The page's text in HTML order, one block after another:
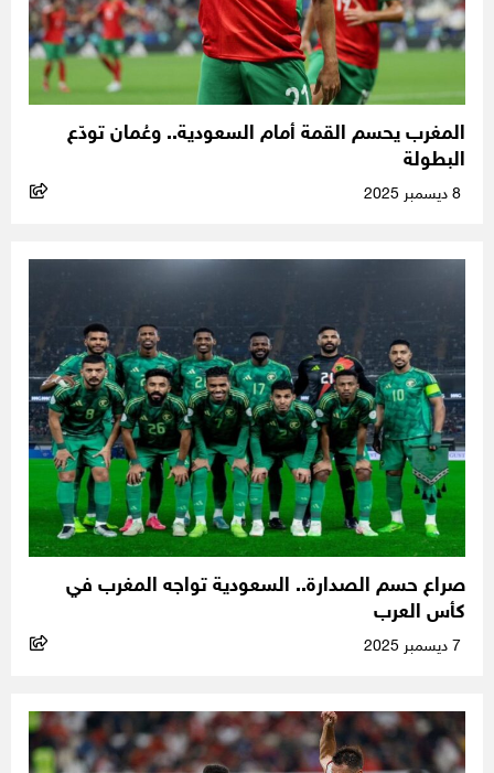
المغرب يحسم القمة أمام السعودية.. وعُمان تودّع
البطولة
صراع حسم الصدارة.. السعودية تواجه المغرب في
كأس العرب